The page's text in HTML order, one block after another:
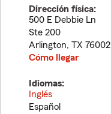
Dirección física:
500 E Debbie Ln
Ste 200
Arlington, TX 76002
Cómo llegar
Idiomas:
Inglés
Español